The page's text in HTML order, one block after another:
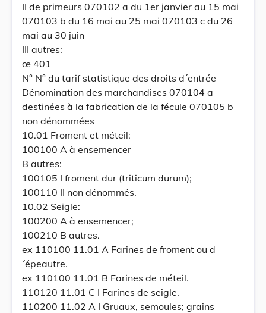
II de primeurs 070102 a du 1er janvier au 15 mai
070103 b du 16 mai au 25 mai 070103 c du 26
mai au 30 juin
III autres:
œ 401
N° N° du tarif statistique des droits d´entrée
Dénomination des marchandises 070104 a
destinées à la fabrication de la fécule 070105 b
non dénommées
10.01 Froment et méteil:
100100 A à ensemencer
B autres:
100105 I froment dur (triticum durum);
100110 II non dénommés.
10.02 Seigle:
100200 A à ensemencer;
100210 B autres.
ex 110100 11.01 A Farines de froment ou d
´épeautre.
ex 110100 11.01 B Farines de méteil.
110120 11.01 C I Farines de seigle.
110200 11.02 A I Gruaux, semoules; grains